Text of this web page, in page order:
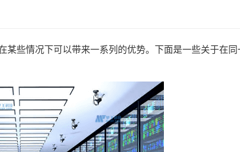
些情况下可以带来一系列的优势。下面是一些关于在同